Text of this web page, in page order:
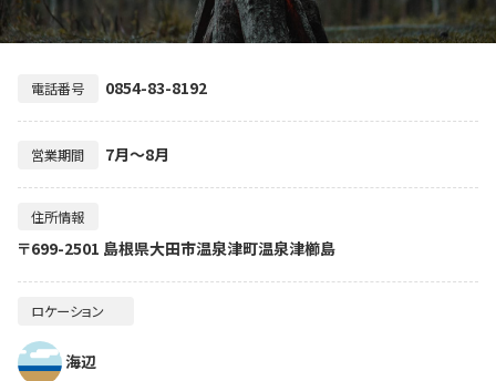
電話番号 0854-83-8192
営業期間 7月～8月
住所情報
〒699-2501 島根県大田市温泉津町温泉津櫛島
ロケーション
海辺